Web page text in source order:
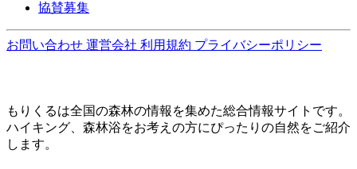
協賛募集
お問い合わせ 運営会社 利用規約 プライバシーポリシー
もりくるは全国の森林の情報を集めた総合情報サイトです。
ハイキング、森林浴をお考えの方にぴったりの自然をご紹介
します。